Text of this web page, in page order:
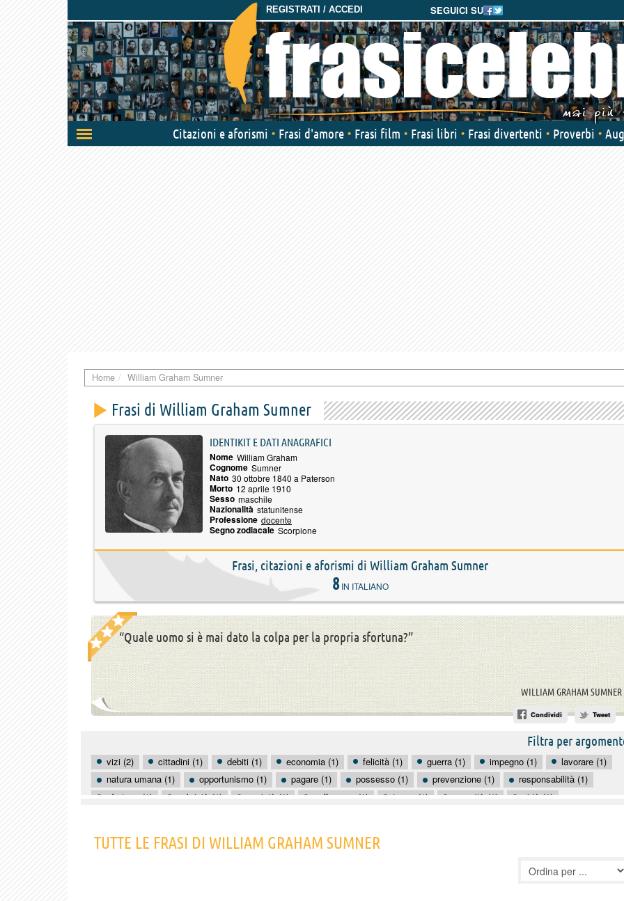
SEGUICI SU
REGISTRATI / ACCEDI
Attiva/disattiva
navigazione
Citazioni e aforismi Frasi d'amore Frasi film Frasi libri Frasi divertenti Proverbi
Home William Graham Sumner
Frasi di William Graham Sumner
IDENTIKIT E DATI ANAGRAFICI
Nome William Graham
Cognome Sumner
Nato 30 ottobre 1840 a Paterson
Morto 12 aprile 1910
Sesso maschile
Nazionalità statunitense
Professione docente
Segno zodiacale Scorpione
Frasi, citazioni e aforismi di William Graham Sumner
8IN ITALIANO
“Quale uomo si è mai dato la colpa per la propria sfortuna?”
WILLIAM GRAHAM SUMNER
Condividi Tweet
Filtra per
vizi (2) cittadini (1) debiti (1) economia (1) felicità (1) guerra (1) impegno (1)
lavorare (1)
natura umana (1)
opportunismo (1) pagare (1) possesso (1) prevenzione (1)
responsabilità (1)
sfortuna (1)
sobrietà (1) società (1) sofferenza (1) tasse (1) umanità (1) virtù (1)
TUTTE LE FRASI DI WILLIAM GRAHAM SUMNER